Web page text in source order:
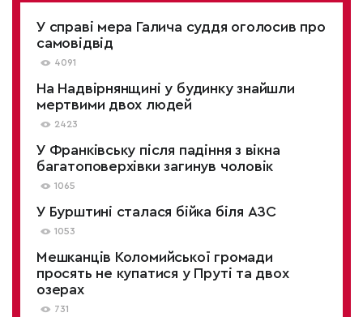
У справі мера Галича суддя оголосив про
самовідвід
4091
На Надвірнянщині у будинку знайшли
мертвими двох людей
2423
У Франківську після падіння з вікна
багатоповерхівки загинув чоловік
1065
У Бурштині сталася бійка біля АЗС
1053
Мешканців Коломийської громади
просять не купатися у Пруті та двох
озерах
731